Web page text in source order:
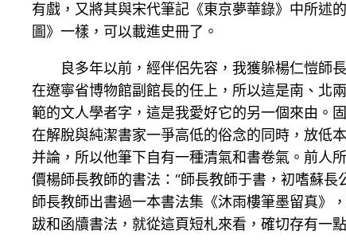
有戲，又將其與宋代筆記《東京夢華錄》中所述
圖》一樣，可以載進史冊了。
良多年以前，經伴侶先容，我獲躲楊仁愷師
在遼寧省博物館副館長的任上，所以這是南、北
範的文人學者字，這是我愛好它的另一個來由。
在解脫與純潔書家一爭高低的俗念的同時，放低
并論，所以他筆下自有一種清氣和書卷氣。前人
價楊師長教師的書法：“師長教師于書，初嗜蘇
師長教師出書過一本書法集《沐雨樓筆墨留真》
跋和函牘書法，就從這頁短札來看，確切存有一